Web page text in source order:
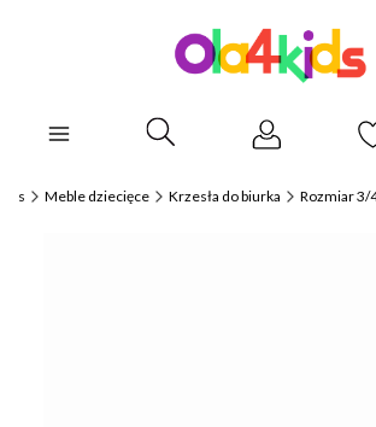
Otwórz wyszukiwarkę
Meble dziecięce Krzesła do biurka Rozmiar 3/